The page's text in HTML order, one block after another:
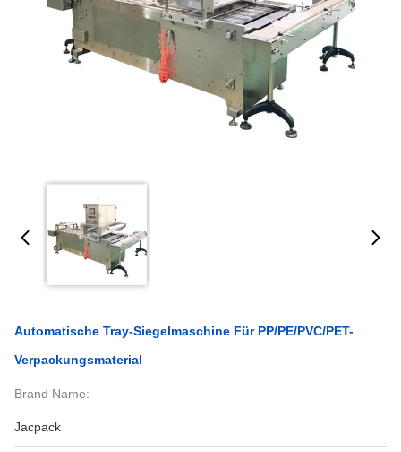
Automatische Tray-Siegelmaschine Für PP/PE/PVC/PET-
Verpackungsmaterial
Brand Name:
Jacpack